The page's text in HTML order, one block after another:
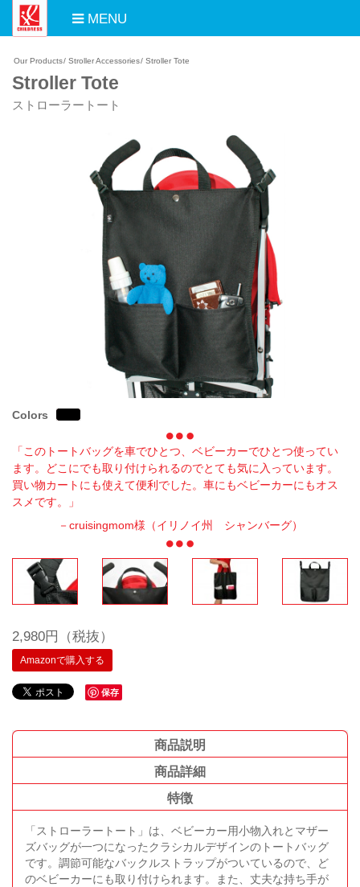
MENU
Our Products/ Stroller Accessories/ Stroller Tote
Stroller Tote
ストローラートート
Colors
「このトートバッグを車でひとつ、ベビーカーでひとつ使ってい
ます。どこにでも取り付けられるのでとても気に入っています。
買い物カートにも使えて便利でした。車にもベビーカーにもオス
スメです。」
－cruisingmom様（イリノイ州 シャンバーグ）
2,980円（税抜）
Amazonで購入する
保存
商品説明
商品詳細
特徴
「ストローラートート」は、ベビーカー用小物入れとマザー
ズバッグが一つになったクラシカルデザインのトートバッグ
です。調節可能なバックルストラップがついているので、ど
のベビーカーにも取り付けられます。また、丈夫な持ち手が